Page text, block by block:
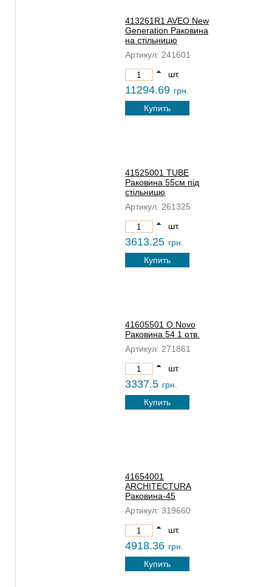
413261R1 AVEO New
Generation Раковина
на стiльницю
Артикул: 241601
шт.
11294.69 грн.
Купить
41525001 TUBE
Раковина 55см пiд
стiльницю
Артикул: 261325
шт.
3613.25 грн.
Купить
41605501 O.Novo
Раковина 54 1 отв.
Артикул: 271861
шт.
3337.5 грн.
Купить
41654001
ARCHITECTURA
Раковина-45
Артикул: 319660
шт.
4918.36 грн.
Купить